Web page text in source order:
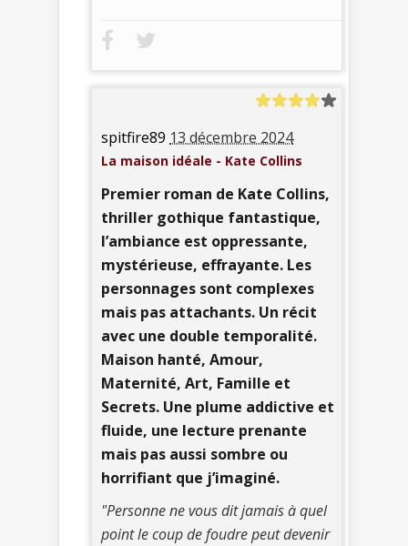
spitfire89 13 décembre 2024
La maison idéale - Kate Collins
Premier roman de Kate Collins,
thriller gothique fantastique,
l’ambiance est oppressante,
mystérieuse, effrayante. Les
personnages sont complexes
mais pas attachants. Un récit
avec une double temporalité.
Maison hanté, Amour,
Maternité, Art, Famille et
Secrets. Une plume addictive et
fluide, une lecture prenante
mais pas aussi sombre ou
horrifiant que j’imaginé.
"Personne ne vous dit jamais à quel
point le coup de foudre peut devenir